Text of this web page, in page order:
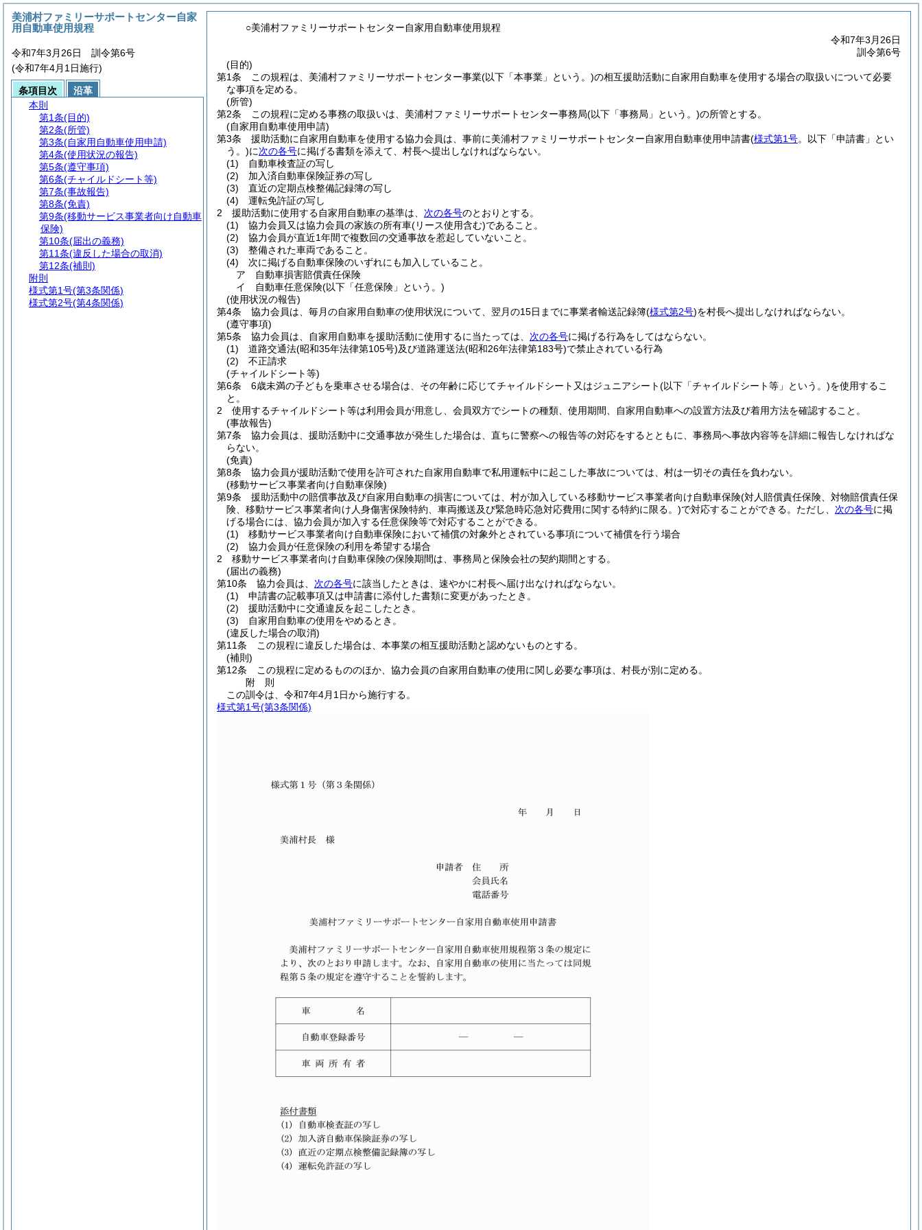
○美浦村ファミリーサポートセンター自家用自動車使用規程
令和7年3月26日
訓令第6号
(目的)
第1条
この規程は、美浦村ファミリーサポートセンター事業(以下「本事業」という。)の相互援助活動に自家用自動車を使用する場合の取扱いについて必要
な事項を定める。
(所管)
第2条
この規程に定める事務の取扱いは、美浦村ファミリーサポートセンター事務局(以下「事務局」という。)の所管とする。
(自家用自動車使用申請)
第3条
援助活動に自家用自動車を使用する協力会員は、事前に美浦村ファミリーサポートセンター自家用自動車使用申請書(様式第1号。以下「申請書」とい
う。)に次の各号に掲げる書類を添えて、村長へ提出しなければならない。
(1)
自動車検査証の写し
(2)
加入済自動車保険証券の写し
(3)
直近の定期点検整備記録簿の写し
(4)
運転免許証の写し
2
援助活動に使用する自家用自動車の基準は、 次の各号のとおりとする。
(1)
協力会員又は協力会員の家族の所有車(リース使用含む)であること。
(2)
協力会員が直近1年間で複数回の交通事故を惹起していないこと。
(3)
整備された車両であること。
(4)
次に掲げる自動車保険のいずれにも加入していること。
ア
自動車損害賠償責任保険
イ
自動車任意保険(以下「任意保険」という。)
(使用状況の報告)
第4条
協力会員は、毎月の自家用自動車の使用状況について、翌月の15日までに事業者輸送記録簿(様式第2号)を村長へ提出しなければならない。
(遵守事項)
第5条
協力会員は、自家用自動車を援助活動に使用するに当たっては、 次の各号に掲げる行為をしてはならない。
(1)
道路交通法(昭和35年法律第105号)及び道路運送法(昭和26年法律第183号)で禁止されている行為
(2)
不正請求
(チャイルドシート等)
第6条
6歳未満の子どもを乗車させる場合は、その年齢に応じてチャイルドシート又はジュニアシート(以下「チャイルドシート等」という。)を使用するこ
と。
2
使用するチャイルドシート等は利用会員が用意し、会員双方でシートの種類、使用期間、自家用自動車への設置方法及び着用方法を確認すること。
(事故報告)
第7条
協力会員は、援助活動中に交通事故が発生した場合は、直ちに警察への報告等の対応をするとともに、事務局へ事故内容等を詳細に報告しなければな
らない。
(免責)
第8条
協力会員が援助活動で使用を許可された自家用自動車で私用運転中に起こした事故については、村は一切その責任を負わない。
(移動サービス事業者向け自動車保険)
第9条
援助活動中の賠償事故及び自家用自動車の損害については、村が加入している移動サービス事業者向け自動車保険(対人賠償責任保険、対物賠償責任保
険、移動サービス事業者向け人身傷害保険特約、車両搬送及び緊急時応急対応費用に関する特約に限る。)で対応することができる。 ただし、 次の各号に掲
げる場合には、協力会員が加入する任意保険等で対応することができる。
(1)
移動サービス事業者向け自動車保険において補償の対象外とされている事項について補償を行う場合
(2)
協力会員が任意保険の利用を希望する場合
2
移動サービス事業者向け自動車保険の保険期間は、事務局と保険会社の契約期間とする。
(届出の義務)
第10条
協力会員は、 次の各号に該当したときは、速やかに村長へ届け出なければならない。
(1)
申請書の記載事項又は申請書に添付した書類に変更があったとき。
(2)
援助活動中に交通違反を起こしたとき。
(3)
自家用自動車の使用をやめるとき。
(違反した場合の取消)
第11条
この規程に違反した場合は、本事業の相互援助活動と認めないものとする。
(補則)
第12条
この規程に定めるもののほか、協力会員の自家用自動車の使用に関し必要な事項は、村長が別に定める。
附 則
この訓令は、令和7年4月1日から施行する。
様式第1号(第3条関係)
美浦村ファミリーサポートセンター自家
用自動車使用規程
令和7年3月26日 訓令第6号
(令和7年4月1日施行)
条項目次
沿革
本則
第1条(目的)
第2条(所管)
第3条(自家用自動車使用申請)
第4条(使用状況の報告)
第5条(遵守事項)
第6条(チャイルドシート等)
第7条(事故報告)
第8条(免責)
第9条(移動サービス事業者向け自動車
保険)
第10条(届出の義務)
第11条(違反した場合の取消)
第12条(補則)
附則
様式第1号(第3条関係)
様式第2号(第4条関係)